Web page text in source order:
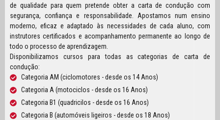
de qualidade para quem pretende obter a carta de condução com
segurança, confiança e responsabilidade. Apostamos num ensino
moderno, eficaz e adaptado às necessidades de cada aluno, com
instrutores certificados e acompanhamento permanente ao longo de
todo o processo de aprendizagem.
Disponibilizamos cursos para todas as categorias de carta de
condução:
Categoria AM (ciclomotores - desde os 14 Anos)
Categoria A (motociclos - desde os 16 Anos)
Categoria B1 (quadricilos - desde os 16 Anos)
Categoria B (automóveis ligeiros - desde os 18 Anos)